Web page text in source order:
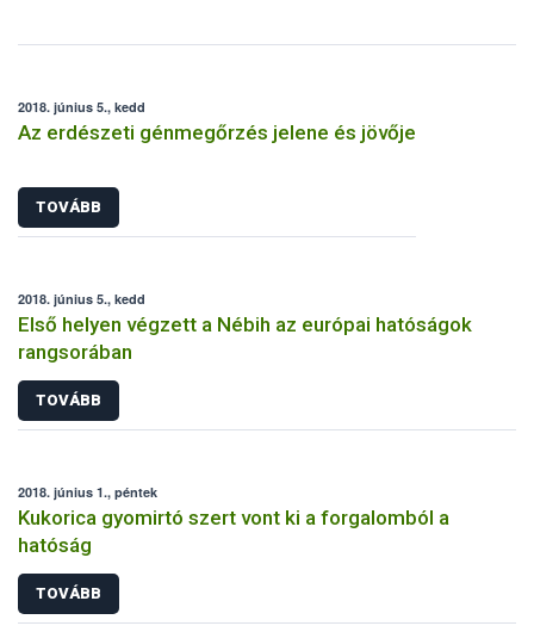
ki zárlati fonálféreg fertőzést, a többi szállítmány
2018. június 5., kedd
Az erdészeti génmegőrzés jelene és jövője
TOVÁBB
2018. június 5., kedd
Első helyen végzett a Nébih az európai hatóságok
rangsorában
TOVÁBB
2018. június 1., péntek
Kukorica gyomirtó szert vont ki a forgalomból a
hatóság
TOVÁBB